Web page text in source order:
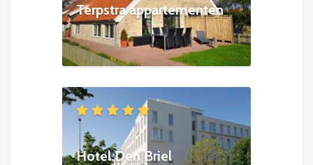
Terpstra appartementen
Hotel Den Briel